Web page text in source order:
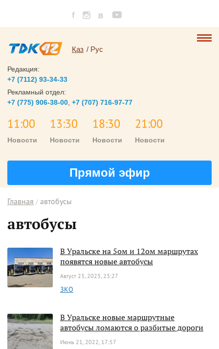
Қаз Рус
Редакция:
+7 (7112) 93-34-33
Рекламный отдел:
+7 (775) 906-38-00 +7 (707) 716-97-77
11:00
Новости
13:30
Новости
18:30
Новости
21:00
Новости
Прямой эфир
Главная автобусы
автобусы
В Уральске на 5ом и 12ом маршрутах
появятся новые автобусы
Август 23, 2023, 23:27
ЗКО
В Уральске новые маршрутные
автобусы ломаются о разбитые дороги
Июнь 21, 2022, 17:57